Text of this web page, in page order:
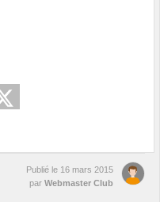
Publié le 16 mars 2015
par Webmaster Club